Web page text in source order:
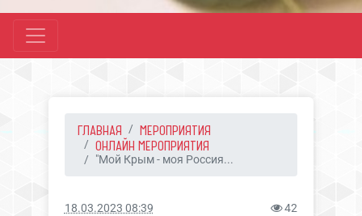
ГЛАВНАЯ
МЕРОПРИЯТИЯ
ОНЛАЙН МЕРОПРИЯТИЯ
"Мой Крым - моя Россия...
18.03.2023 08:39 42